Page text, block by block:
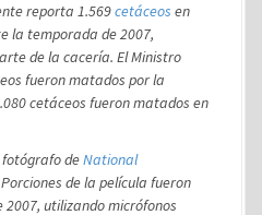
reporta 1.569cetáceos en
la temporada de 2007,
de la cacería. El Ministro
fueron matados por la
cetáceos fueron matados en
fotógrafo deNational
de la película fueron
utilizando micrófonos